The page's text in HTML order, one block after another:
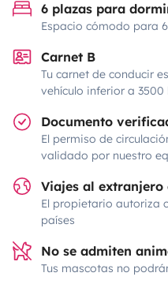
6 plazas para
Espacio cómodo para
Carnet B
Tu carnet de conducir
vehículo inferior a 3500
Documento
El permiso de
validado por nuestro
Viajes al extranjero
El propietario autoriza
países
No se admiten
Tus mascotas no